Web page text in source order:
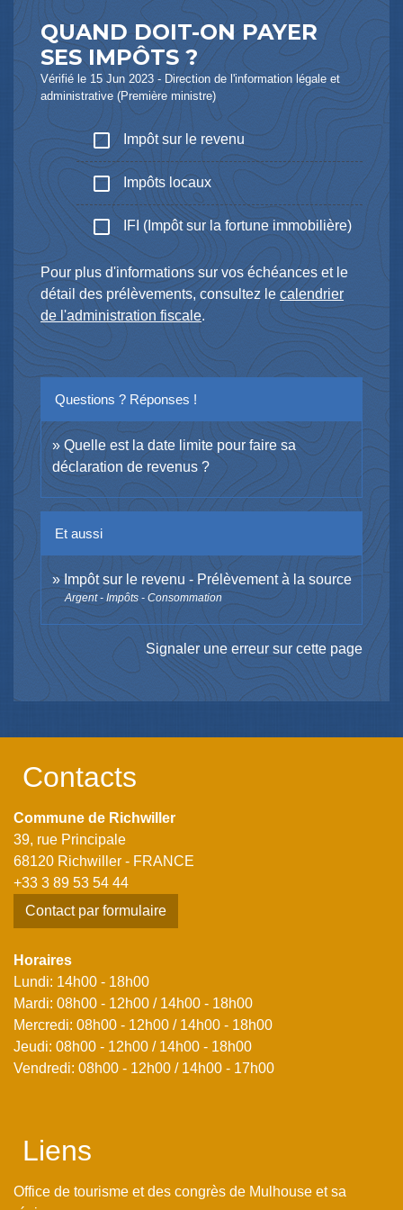
QUAND DOIT-ON PAYER
SES IMPÔTS ?
Vérifié le 15 Jun 2023 - Direction de l'information légale et
administrative (Première ministre)
check_box_outline_blank Impôt sur le revenu
check_box_outline_blank Impôts locaux
check_box_outline_blank IFI (Impôt sur la fortune immobilière)
Pour plus d'informations sur vos échéances et le
détail des prélèvements, consultez lecalendrier
de l'administration fiscale.
Questions ? Réponses !
Quelle est la date limite pour faire sa
déclaration de revenus ?
Et aussi
Impôt sur le revenu - Prélèvement à la source
Argent - Impôts - Consommation
Signaler une erreur sur cette page
Contacts
Commune de Richwiller
39, rue Principale
68120 Richwiller - FRANCE
+33 3 89 53 54 44
Contact par formulaire
Horaires
Lundi: 14h00 - 18h00
Mardi: 08h00 - 12h00 / 14h00 - 18h00
Mercredi: 08h00 - 12h00 / 14h00 - 18h00
Jeudi: 08h00 - 12h00 / 14h00 - 18h00
Vendredi: 08h00 - 12h00 / 14h00 - 17h00
Liens
Office de tourisme et des congrès de Mulhouse et sa